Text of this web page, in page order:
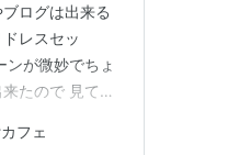
ログは出来る
レスセッ
が微妙でちょ
たので 見てや
ね。。 さて、
カフェ